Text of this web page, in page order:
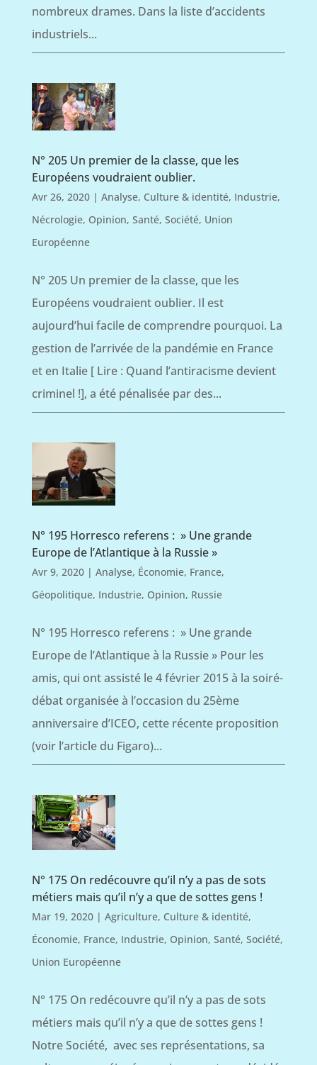
nombreux drames. Dans la liste d’accidents
industriels...
N° 205 Un premier de la classe, que les
Européens voudraient oublier.
Avr 26, 2020| Analyse, Culture & identité, Industrie,
Nécrologie, Opinion, Santé, Société, Union
Européenne
N° 205 Un premier de la classe, que les
Européens voudraient oublier. Il est
aujourd’hui facile de comprendre pourquoi. La
gestion de l’arrivée de la pandémie en France
et en Italie [ Lire : Quand l’antiracisme devient
criminel !], a été pénalisée par des...
N° 195 Horresco referens : » Une grande
Europe de l’Atlantique à la Russie »
Avr 9, 2020| Analyse, Économie, France,
Géopolitique, Industrie, Opinion, Russie
N° 195 Horresco referens : » Une grande
Europe de l’Atlantique à la Russie » Pour les
amis, qui ont assisté le 4 février 2015 à la soiré-
débat organisée à l’occasion du 25ème
anniversaire d’ICEO, cette récente proposition
(voir l’article du Figaro)...
N° 175 On redécouvre qu’il n’y a pas de sots
métiers mais qu’il n’y a que de sottes gens !
Mar 19, 2020| Agriculture, Culture & identité,
Économie, France, Industrie, Opinion, Santé, Société,
Union Européenne
N° 175 On redécouvre qu’il n’y a pas de sots
métiers mais qu’il n’y a que de sottes gens !
Notre Société, avec ses représentations, sa